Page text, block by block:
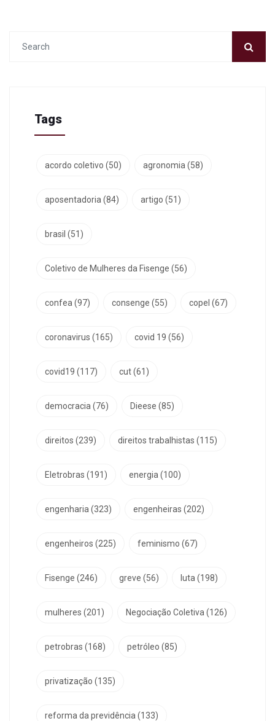
Tags
acordo coletivo (50) agronomia (58)
aposentadoria (84) artigo (51)
brasil (51)
Coletivo de Mulheres da Fisenge (56)
confea (97) consenge (55) copel (67)
coronavirus (165) covid 19 (56)
covid19 (117) cut(61)
democracia (76) Dieese (85)
direitos (239) direitos trabalhistas (115)
Eletrobras (191) energia (100)
engenharia (323) engenheiras (202)
engenheiros (225) feminismo (67)
Fisenge (246) greve (56) luta (198)
mulheres (201) Negociação Coletiva (126)
petrobras (168) petróleo (85)
privatização (135)
reforma da previdência (133)